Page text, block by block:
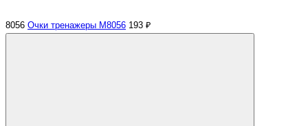
8056 Очки тренажеры M8056 193 ₽